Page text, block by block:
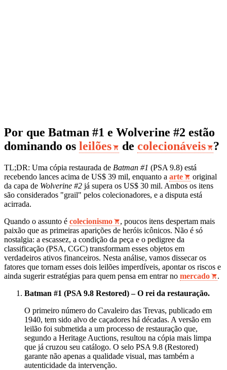
Por que Batman #1 e Wolverine #2 estão
dominando os leilões de colecionáveis ?
TL;DR: Uma cópia restaurada de Batman #1 (PSA 9.8) está
recebendo lances acima de US$ 39 mil, enquanto a arte
original
da capa de Wolverine #2 já supera os US$ 30 mil. Ambos os itens
são considerados "grail" pelos colecionadores, e a disputa está
acirrada.
Quando o assunto é colecionismo
, poucos itens despertam mais
paixão que as primeiras aparições de heróis icônicos. Não é só
nostalgia: a escassez, a condição da peça e o pedigree da
classificação (PSA, CGC) transformam esses objetos em
verdadeiros ativos financeiros. Nesta análise, vamos dissecar os
fatores que tornam esses dois leilões imperdíveis, apontar os riscos e
ainda sugerir estratégias para quem pensa em entrar no mercado
.
Batman #1 (PSA 9.8 Restored) – O rei da restauração.
O primeiro número do Cavaleiro das Trevas, publicado em
1940, tem sido alvo de caçadores há décadas. A versão em
leilão foi submetida a um processo de restauração que,
segundo a Heritage Auctions, resultou na cópia mais limpa
que já cruzou seu catálogo. O selo PSA 9.8 (Restored)
garante não apenas a qualidade visual, mas também a
autenticidade da intervenção.